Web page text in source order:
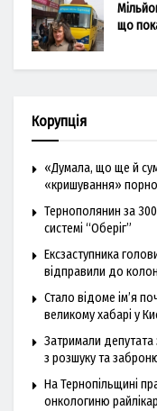
що
Корупція
«Думала, що ще й
«кришування»
Тернополянин за
системі “Оберіг”
Ексзаступника
відправили до
Стало відоме ім’я
великому хабарі у
Затримали депутата
з розшуку та
На Тернопільщині
онкологиню